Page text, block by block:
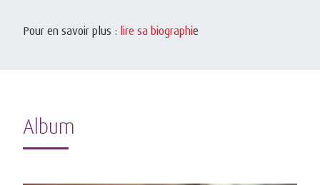
Pour en savoir plus : lire sa biographie
Album